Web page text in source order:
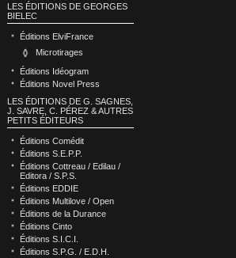
LES ÉDITIONS DE GEORGES
BIELEC
Éditions ElviFrance
Microtirages
Éditions Idéogram
Éditions Novel Press
LES ÉDITIONS DE G. SAGNES,
J. SAVRE, C. PÉREZ & AUTRES
PETITS ÉDITEURS
Éditions Comédit
Éditions S.E.P.P.
Éditions Cottreau / Edilau /
Editora / S.P.S.
Éditions EDDIE
Éditions Multilove / Open
Éditions de la Durance
Éditions Cinto
Éditions S.I.C.I.
Éditions S.P.G. / E.D.H.